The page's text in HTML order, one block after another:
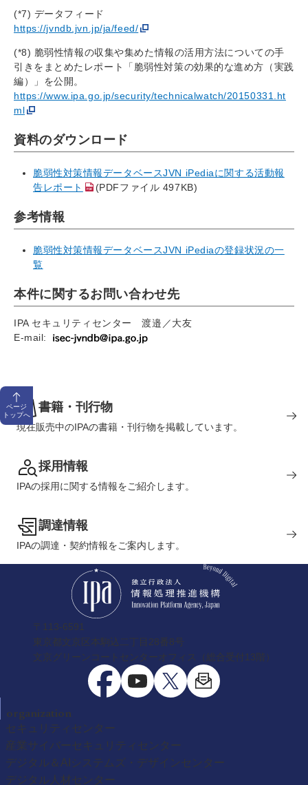
(*7) データフィード
https://jvndb.jvn.jp/ja/feed/
(*8) 脆弱性情報の収集や集めた情報の活用方法についての手
引きをまとめたレポート「脆弱性対策の効果的な進め方（実践
編）」を公開。
https://www.ipa.go.jp/security/technicalwatch/20150331.ht
ml
資料のダウンロード
脆弱性対策情報データベースJVN iPediaに関する活動報
告レポート
(PDFファイル 497KB)
参考情報
脆弱性対策情報データベースJVN iPediaの登録状況の一
覧
本件に関するお問い合わせ先
IPA セキュリティセンター 渡邉／大友
E-mail:
ページ
トップへ
書籍・刊行物
現在販売中のIPAの書籍・刊行物を掲載しています。
採用情報
IPAの採用に関する情報をご紹介します。
調達情報
IPAの調達・契約情報をご案内します。
〒113-6591
東京都文京区本駒込二丁目28番8号
文京グリーンコートセンターオフィス（総合受付13階）
organization
セキュリティセンター
産業サイバーセキュリティセンター
デジタル＆AIシステムズ・デザインセンター
デジタル人材センター